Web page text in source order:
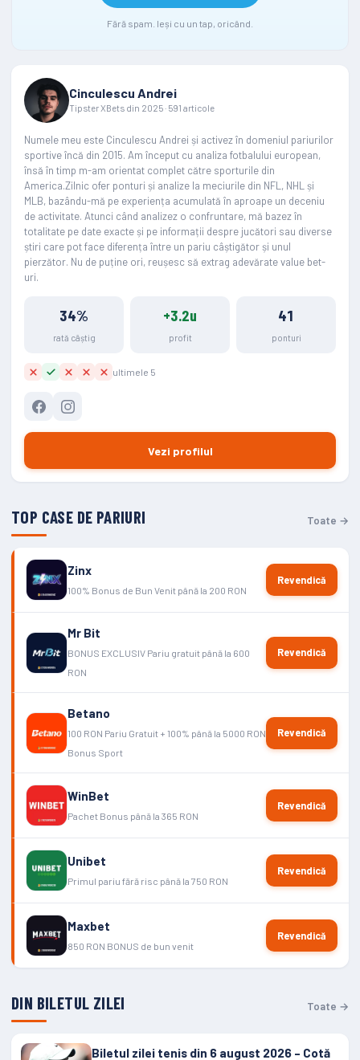
Fără spam. Ieși cu un tap, oricând.
Cinculescu Andrei
Tipster XBets din 2025 · 591 articole
Numele meu este Cinculescu Andrei și activez în domeniul pariurilor
sportive încă din 2015. Am început cu analiza fotbalului european,
însă în timp m-am orientat complet către sporturile din
America.Zilnic ofer ponturi și analize la meciurile din NFL, NHL și
MLB, bazându-mă pe experiența acumulată în aproape un deceniu
de activitate. Atunci când analizez o confruntare, mă bazez în
totalitate pe date exacte și pe informații despre jucători sau diverse
știri care pot face diferența între un pariu câștigător și unul
pierzător. Nu de puține ori, reușesc să extrag adevărate value bet-
uri.
34%
rată câștig
+3.2u
profit
41
ponturi
ultimele 5
Vezi profilul
TOP CASE DE PARIURI Toate →
Zinx
100% Bonus de Bun Venit până la 200 RON
Revendică
Mr Bit
BONUS EXCLUSIV Pariu gratuit până la 600
RON
Revendică
Betano
100 RON Pariu Gratuit + 100% până la 5000 RON
Bonus Sport
Revendică
WinBet
Pachet Bonus până la 365 RON
Revendică
Unibet
Primul pariu fără risc până la 750 RON
Revendică
Maxbet
850 RON BONUS de bun venit
Revendică
DIN BILETUL ZILEI Toate →
Biletul zilei tenis din 6 august 2026 – Cotă